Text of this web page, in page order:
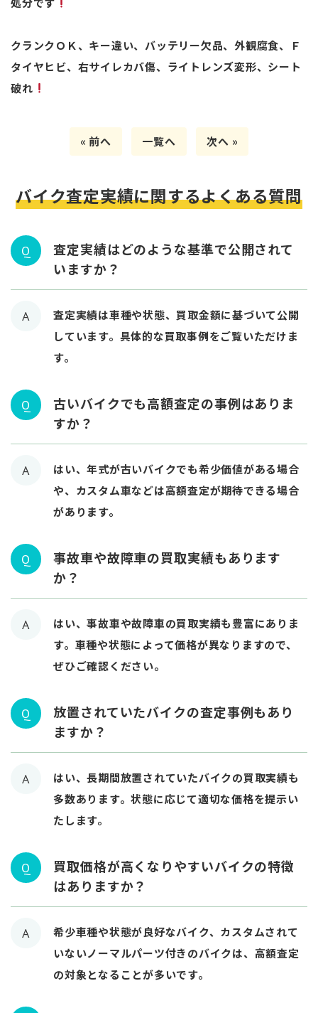
クランクＯＫ、キー違い、バッテリー欠品、外観腐食、Ｆ
タイヤヒビ、右サイレカバ傷、ライトレンズ変形、シート
破れ
« 前へ 一覧へ 次へ »
バイク査定実績に関するよくある質問
Q
査定実績はどのような基準で公開されて
いますか？
A
査定実績は車種や状態、買取金額に基づいて公開
しています。具体的な買取事例をご覧いただけま
す。
Q
古いバイクでも高額査定の事例はありま
すか？
A
はい、年式が古いバイクでも希少価値がある場合
や、カスタム車などは高額査定が期待できる場合
があります。
Q
事故車や故障車の買取実績もあります
か？
A
はい、事故車や故障車の買取実績も豊富にありま
す。車種や状態によって価格が異なりますので、
ぜひご確認ください。
Q
放置されていたバイクの査定事例もあり
ますか？
A
はい、長期間放置されていたバイクの買取実績も
多数あります。状態に応じて適切な価格を提示い
たします。
Q
買取価格が高くなりやすいバイクの特徴
はありますか？
A
希少車種や状態が良好なバイク、カスタムされて
いないノーマルパーツ付きのバイクは、高額査定
の対象となることが多いです。